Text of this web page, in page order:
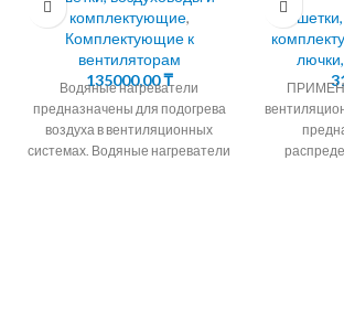
комплектующие,
Комплектующие к
вентиляторам
135000,00₸
Водяные нагреватели
предназначены для подогрева
воздуха в вентиляционных
системах. Водяные нагреватели